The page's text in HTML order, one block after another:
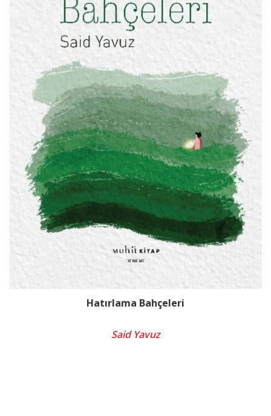
Hatırlama Bahçeleri
Said Yavuz